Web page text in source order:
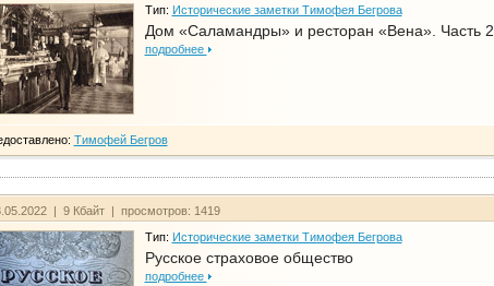
Тип: Исторические заметки Тимофея Бегрова
Дом «Саламандры» и ресторан «Вена». Часть 2
подробнее
Тимофей Бегров
| 9 Кбайт | просмотров: 1419
Тип: Исторические заметки Тимофея Бегрова
Русское страховое общество
подробнее